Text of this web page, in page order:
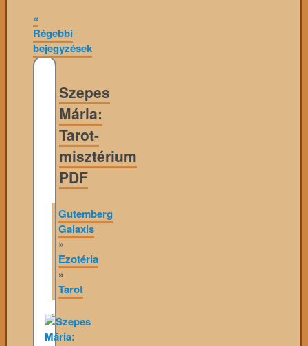
«
Régebbi
bejegyzések
Szepes
Mária:
Tarot-
misztérium
PDF
Gutemberg
Galaxis
»
Ezotéria
»
Tarot